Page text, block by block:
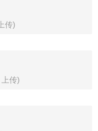
传)
传)